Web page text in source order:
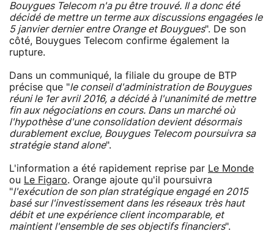
Bouygues Telecom n'a pu être trouvé. Il a donc été
décidé de mettre un terme aux discussions engagées le
5 janvier dernier entre Orange et Bouygues". De son
côté, Bouygues Telecom confirme également la
rupture.
Dans un communiqué, la filiale du groupe de BTP
précise que "le conseil d'administration de Bouygues
réuni le 1er avril 2016, a décidé à l'unanimité de mettre
fin aux négociations en cours. Dans un marché où
l'hypothèse d'une consolidation devient désormais
durablement exclue, Bouygues Telecom poursuivra sa
stratégie stand alone".
L'information a été rapidement reprise par Le Monde
ou Le Figaro. Orange ajoute qu'il poursuivra
"l'exécution de son plan stratégique engagé en 2015
basé sur l'investissement dans les réseaux très haut
débit et une expérience client incomparable, et
maintient l'ensemble de ses objectifs financiers".